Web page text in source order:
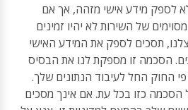
לספק מידע אישי מזהה, אך אם
של השירות לא יהיו זמינים
תסכים לספק את המידע האישי
הסכמה זו מספקת לנו את הבסיס
החוק החל לעיבוד הנתונים שלך.
כזו בכל עת. אם אינך מסכים